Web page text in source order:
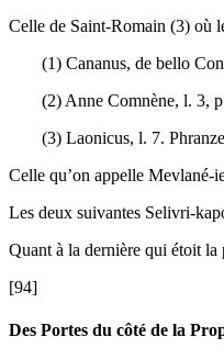
Celle de Saint-Romain (3) où
(1) Cananus, de bello
(2) Anne Comnène, l. 3,
(3) Laonicus, l. 7.
Celle qu’on appelle Mevlané-
Les deux suivantes Selivri-
Quant à la dernière qui étoit la
[94]
Des Portes du côté de la